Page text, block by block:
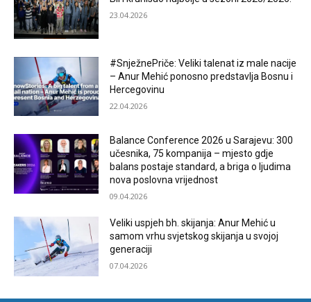
23.04.2026
#SnježnePriče: Veliki talenat iz male nacije
– Anur Mehić ponosno predstavlja Bosnu i
Hercegovinu
22.04.2026
Balance Conference 2026 u Sarajevu: 300
učesnika, 75 kompanija – mjesto gdje
balans postaje standard, a briga o ljudima
nova poslovna vrijednost
09.04.2026
Veliki uspjeh bh. skijanja: Anur Mehić u
samom vrhu svjetskog skijanja u svojoj
generaciji
07.04.2026